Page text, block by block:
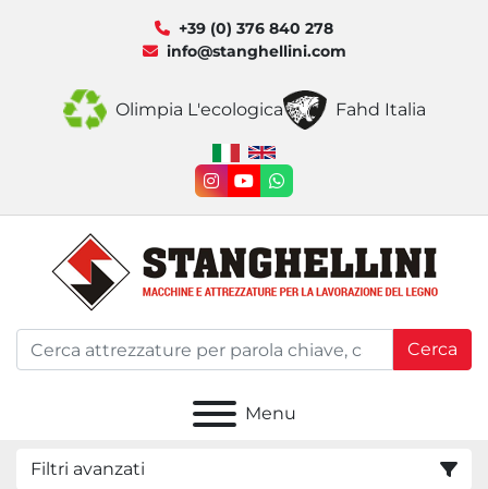
+39 (0) 376 840 278
info@stanghellini.com
Olimpia L'ecologica Fahd Italia
instagram
youtubewhatsapp
Cerca
Menu
Filtri avanzati